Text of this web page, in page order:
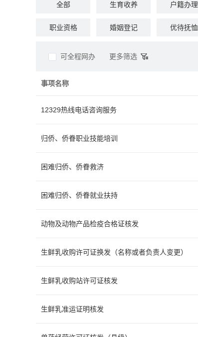
全部 生育收养 户籍办理
职业资格 婚姻登记 优待抚恤
可全程网办 更多筛选
事项名称
12329热线电话咨询服务
归侨、侨眷职业技能培训
困难归侨、侨眷救济
困难归侨、侨眷就业扶持
动物及动物产品检疫合格证核发
生鲜乳收购许可证换发（名称或者负责人变更）
生鲜乳收购站许可证核发
生鲜乳准运证明核发